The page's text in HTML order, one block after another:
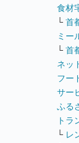
食材
└ 首
ミー
└ 首
ネッ
フー
サー
ふる
トラ
└ レ